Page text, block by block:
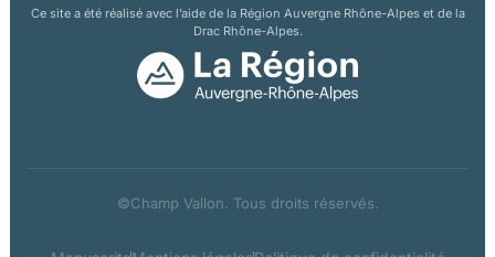
Ce site a été réalisé avec l’aide de la Région Auvergne Rhône-Alpes et de la
Drac Rhône-Alpes.
©Champ Vallon. Tous droits réservés.